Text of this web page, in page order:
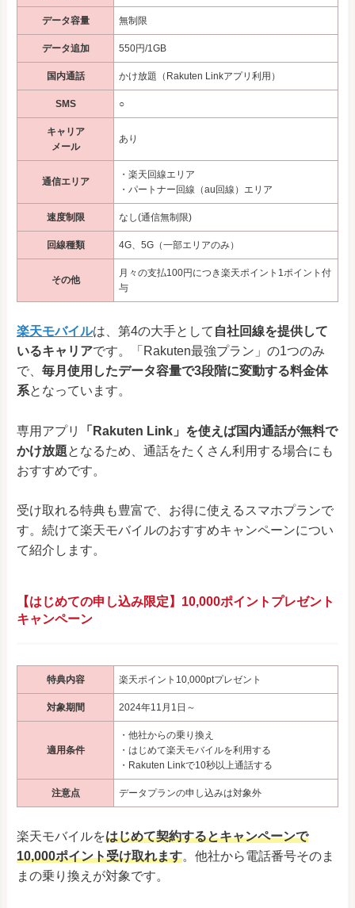
データ容量 無制限
データ追加 550円/1GB
国内通話 かけ放題（Rakuten Linkアプリ利用）
SMS ○
キャリア
メール
あり
通信エリア
・楽天回線エリア
・パートナー回線（au回線）エリア
速度制限 なし(通信無制限)
回線種類 4G、5G（一部エリアのみ）
その他
月々の支払100円につき楽天ポイント1ポイント付
与
楽天モバイルは、第4の大手として 自社回線を提供して
いるキャリアです。「Rakuten最強プラン」の1つのみ
で、 毎月使用したデータ容量で3段階に変動する料金体
系となっています。
専用アプリ
「Rakuten Link」を使えば国内通話が無料で
かけ放題となるため、通話をたくさん利用する場合にも
おすすめです。
受け取れる特典も豊富で、お得に使えるスマホプランで
す。続けて楽天モバイルのおすすめキャンペーンについ
て紹介します。
【はじめての申し込み限定】10,000ポイントプレゼント
キャンペーン
特典内容 楽天ポイント10,000ptプレゼント
対象期間 2024年11月1日～
適用条件
・他社からの乗り換え
・はじめて楽天モバイルを利用する
・Rakuten Linkで10秒以上通話する
注意点 データプランの申し込みは対象外
楽天モバイルをはじめて契約するとキャンペーンで
10,000ポイント受け取れます。他社から電話番号そのま
まの乗り換えが対象です。